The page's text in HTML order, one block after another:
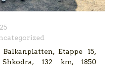
Etappe 15,
132 km, 1850